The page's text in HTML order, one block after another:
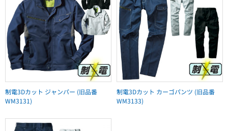
制電3Dカット ジャンパー (旧品番
WM3131)
制電3Dカット カーゴパンツ (旧品番
WM3133)